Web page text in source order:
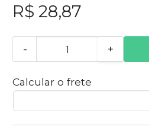
R$ 28,87
- +
Calcular o frete